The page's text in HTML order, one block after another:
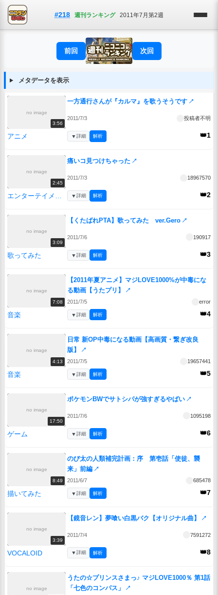
#218 週刊ランキング 2011年7月第2週
前回 次回
メタデータを表示
no image
3:56
一方通行さんが『カルマ』を歌うそうです ↗
2011/7/3 投稿者不明
アニメ 👑1
▼詳細 解析
no image
2:45
痛いコ見つけちゃった ↗
2011/7/3 18967570
👑2
▼詳細 解析
no image
3:09
【くたばれPTA】歌ってみた ver.Gero ↗
2011/7/6 190917
歌ってみた 👑3
▼詳細 解析
no image
7:08
【2011年夏アニメ】マジLOVE1000%が中毒にな
る動画【うたプリ】
↗
2011/7/5 error
音楽 👑4
▼詳細 解析
no image
4:13
日常 新OP中毒になる動画【高画質・繋ぎ改良
版】
↗
2011/7/5 19657441
音楽 👑5
▼詳細 解析
no image
17:50
ポケモンBWでサトシパが強すぎるやばい ↗
2011/7/6 1095198
ゲーム 👑6
▼詳細 解析
no image
8:49
のび太の人類補完計画：序 第壱話「使徒、襲
来」前編 ↗
2011/6/7 685478
描いてみた 👑7
▼詳細 解析
no image
3:39
【鏡音レン】夢喰い白黒バク【オリジナル曲】 ↗
2011/7/4 7591272
VOCALOID 👑8
▼詳細 解析
no image
うたの☆プリンスさまっ♪ マジLOVE1000％ 第1話
「七色のコンパス」
↗